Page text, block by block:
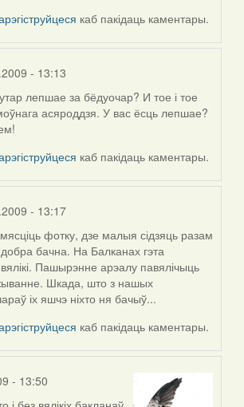
каб пакідаць каментары.
- 13:13
лепшае за бёдуочар? И тое і тое
асяроддзя. У вас ёсць лепшае?
каб пакідаць каментары.
- 13:17
фотку, дзе малыя сідзяць разам
добра бачна. На Балканах гэта
Пашырэнне арэалу павялічыць
Шкада, што з нашых
іх яшчэ ніхто ня бачыў...
каб пакідаць каментары.
- 13:50